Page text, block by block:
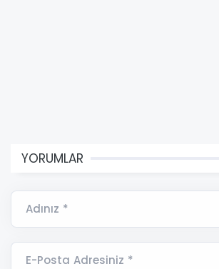
YORUMLAR
Adınız *
E-Posta Adresiniz *